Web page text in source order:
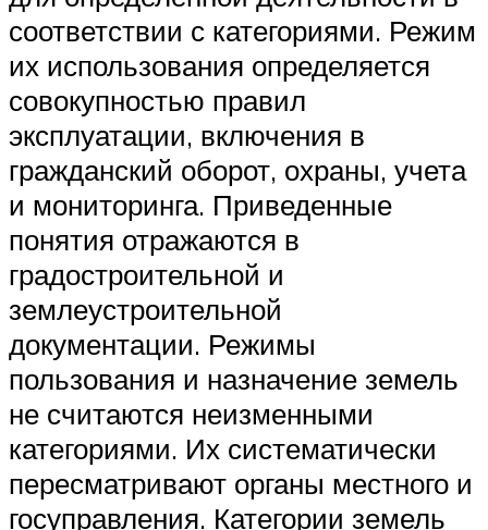
соответствии с категориями. Режим
их использования определяется
совокупностью правил
эксплуатации, включения в
гражданский оборот, охраны, учета
и мониторинга. Приведенные
понятия отражаются в
градостроительной и
землеустроительной
документации. Режимы
пользования и назначение земель
не считаются неизменными
категориями. Их систематически
пересматривают органы местного и
госуправления. Категории земель